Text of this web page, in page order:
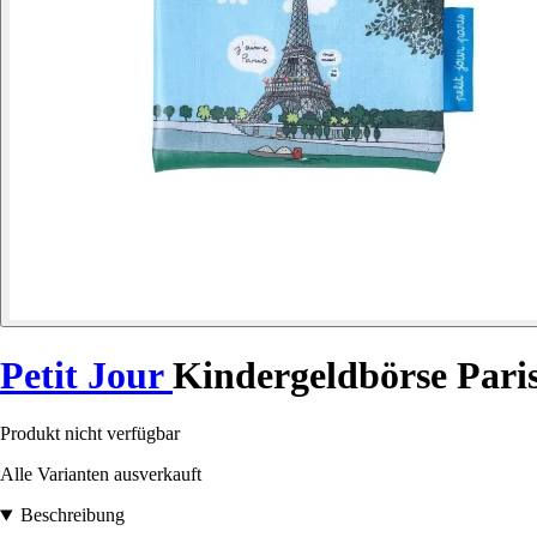
Petit JourKindergeldbörse
Produkt nicht verfügbar
Alle Varianten ausverkauft
Beschreibung